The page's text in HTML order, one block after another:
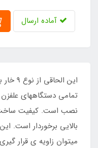
آماده ارسال
نصب است. کیفیت ساخت
بالایی برخوردار است.
میتوان زاویه ی قرار